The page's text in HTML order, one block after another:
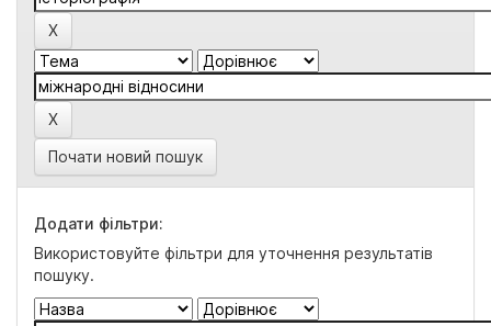
Почати новий пошук
Додати фільтри:
Використовуйте фільтри для уточнення результатів
пошуку.